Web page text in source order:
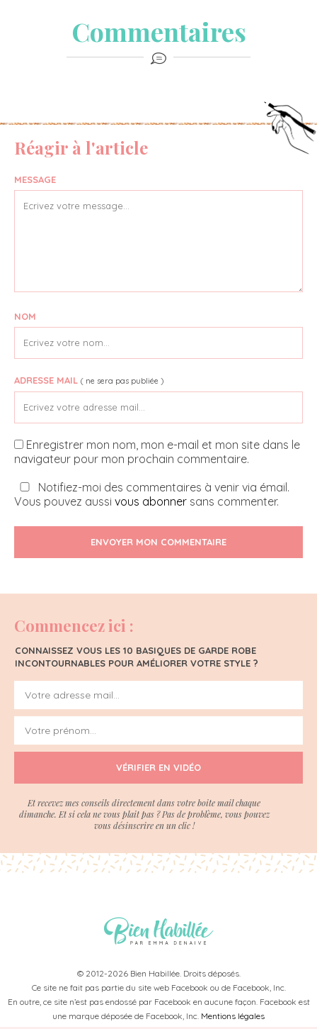
Commentaires
Réagir à l'article
MESSAGE
NOM
ADRESSE MAIL ( ne sera pas publiée )
Enregistrer mon nom, mon e-mail et mon site dans le
navigateur pour mon prochain commentaire.
Notifiez-moi des commentaires à venir via émail.
Vous pouvez aussi vous abonner sans commenter.
ENVOYER MON COMMENTAIRE
Commencez ici :
CONNAISSEZ VOUS LES 10 BASIQUES DE GARDE ROBE
INCONTOURNABLES POUR AMÉLIORER VOTRE STYLE ?
VÉRIFIER EN VIDÉO
Et recevez mes conseils directement dans votre boite mail chaque
dimanche. Et si cela ne vous plait pas ? Pas de problème, vous pouvez
vous désinscrire en un clic !
© 2012-2026 Bien Habillée. Droits déposés.
Ce site ne fait pas partie du site web Facebook ou de Facebook, Inc.
En outre, ce site n’est pas endossé par Facebook en aucune façon. Facebook est
une marque déposée de Facebook, Inc. Mentions légales